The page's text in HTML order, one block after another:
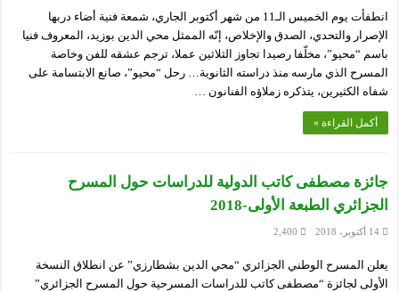
انطفأت يوم الخميس الـ11 من شهر أكتوبر الجاري، شمعة فنية أضاء دربها
الإصرار والتحدي، الصدق والإخلاص، إنّه الممثل محي الدين بوزيد، المعروف فنيا
باسم “محيو”، مخلّفا رصيدا تجاوز الثلاثين عملا، ترجم عشقه للفن وخاصة
المسرح الذي مارسه منذ دراسته الثانوية… رحل “محيو”، صانع الابتسامة على
شفاه الكثيرين، يتذكره زملاؤه الفنانون …
أكمل القراءة »
جائزة مصطفى كاتب الدولية للدراسات حول المسرح
الجزائري الطبعة الأولى-2018
14 أكتوبر، 2018 2,400
يعلن المسرح الوطني الجزائري “محي الدين بشطارزي” عن انطلاق النسخة
الأولى لجائزة “مصطفى كاتب للدراسات المسرحية حول المسرح الجزائري”